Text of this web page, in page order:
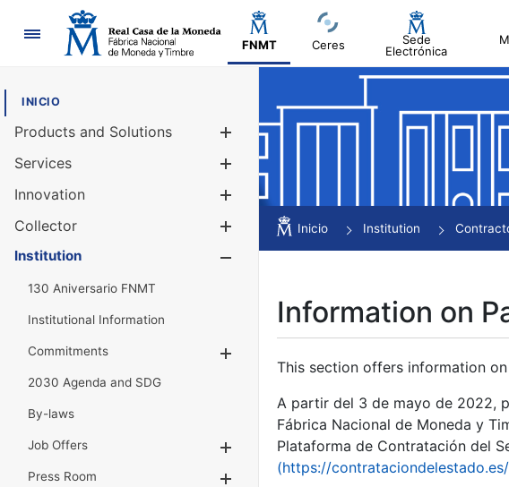
Navigation
FNMT Ceres
Sede
Electrónica
INICIO
Products and Solutions
Services
Innovation
Collector
Show/Hide
Institution
130 Aniversario FNMT
Institutional Information
Commitments
2030 Agenda and SDG
By-laws
Job Offers
Show/Hide
Press Room
Show/Hide
Inicio Institution
Information on
This section offers information
A partir del 3 de mayo de 2022,
Fábrica Nacional de Moneda y
Plataforma de Contratación del
(https://